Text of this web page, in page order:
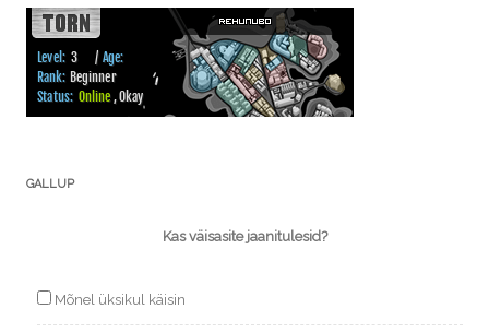
GALLUP
Kas väisasite jaanitulesid?
Mõnel üksikul käisin